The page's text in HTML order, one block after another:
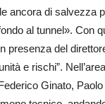
ancora di salvezza
al tunnel». Con
pre­senza del
e rischi”.
Ginato,